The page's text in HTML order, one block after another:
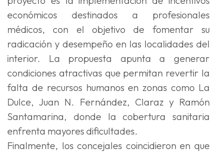
económicos destinados a profesionales
médicos, con el objetivo de fomentar su
radicación y desempeño en las localidades del
interior. La propuesta apunta a generar
condiciones atractivas que permitan revertir la
falta de recursos humanos en zonas como La
Dulce, Juan N. Fernández, Claraz y Ramón
Santamarina, donde la cobertura sanitaria
enfrenta mayores dificultades.
Finalmente, los concejales coincidieron en que